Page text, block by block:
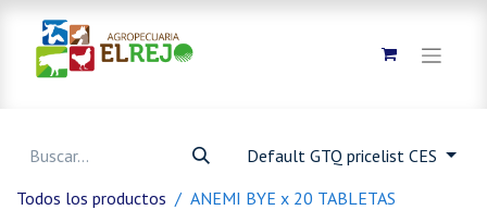
Default GTQ pricelist CES
Todos los productos
ANEMI BYE x 20 TABLETAS